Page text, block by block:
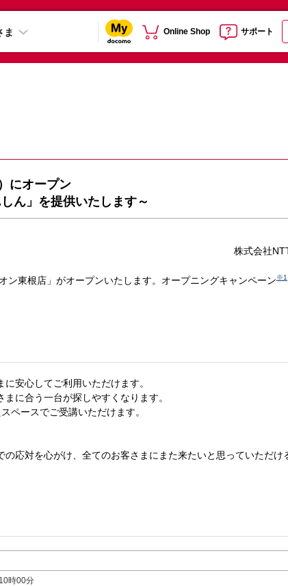
ま Online Shop サポート
にオープン
ん」を提供いたします～
株式会社
東根店」がオープンいたします。オープニングキャンペーン※1
安心してご利用いただけます。
に合う一台が探しやすくなります。
ペースでご受講いただけます。
応対を心がけ、全てのお客さまにまた来たいと思っていただけ
時00分